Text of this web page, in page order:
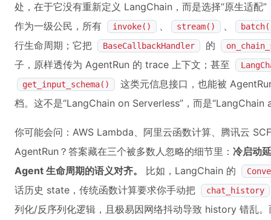
处，在于它没有重新定义 LangChain，而是选择“原生适配
作为一级公民，所有
invoke() 、 stream() 、
行生命周期；它把 BaseCallbackHandler 的
子，原样透传为 AgentRun 的 trace 上下文；甚至
get_input_schema()
这类元信息接口，也能被
档。这不是“LangChain on Serverless”，而是“LangChain
你可能会问：AWS Lambda、阿里云函数计算、腾讯云
AgentRun？答案藏在三个被多数人忽略的细节里： 冷启动
Agent 生命周期的语义对齐。
比如，LangChain 的
话历史 state，传统函数计算要求你手动把 chat_history
列化/反序列化逻辑，且极易因网络抖动导致 history 错乱